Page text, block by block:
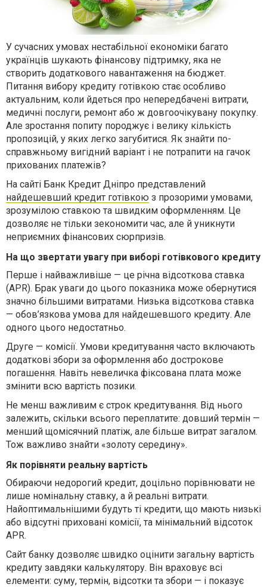
У сучасних умовах нестабільної економіки багато
українців шукають фінансову підтримку, яка не
створить додаткового навантаження на бюджет.
Питання вибору кредиту готівкою стає особливо
актуальним, коли йдеться про непередбачені витрати,
медичні послуги, ремонт або ж довгоочікувану покупку.
Але зростання попиту породжує і велику кількість
пропозицій, у яких легко загубитися. Як знайти по-
справжньому вигідний варіант і не потрапити на гачок
прихованих платежів?
На сайті Банк Кредит Дніпро представлений
найдешевший кредит готівкою з прозорими умовами,
зрозумілою ставкою та швидким оформленням. Це
дозволяє не тільки зекономити час, але й уникнути
неприємних фінансових сюрпризів.
На що звертати увагу при виборі готівкового кредиту
Перше і найважливіше — це річна відсоткова ставка
(APR). Брак уваги до цього показника може обернутися
значно більшими витратами. Низька відсоткова ставка
— обов’язкова умова для найдешевшого кредиту. Але
одного цього недостатньо.
Друге — комісії. Умови кредитування часто включають
додаткові збори за оформлення або дострокове
погашення. Навіть невеличка фіксована плата може
змінити всю вартість позики.
Не менш важливим є строк кредитування. Від нього
залежить, скільки всього переплатите: довший термін —
менший щомісячний платіж, але більше витрат загалом.
Тож важливо знайти «золоту середину».
Як порівняти реальну вартість
Обираючи недорогий кредит, доцільно порівнювати не
лише номінальну ставку, а й реальні витрати.
Найоптимальнішими будуть ті кредити, що мають низькі
або відсутні приховані комісії, та мінімальний відсоток
APR.
Сайт банку дозволяє швидко оцінити загальну вартість
кредиту завдяки калькулятору. Він враховує всі
елементи: суму, термін, відсотки та збори — і показує